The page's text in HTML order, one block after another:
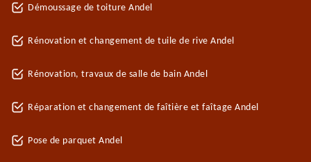
Démoussage de toiture Andel
Rénovation et changement de tuile de rive Andel
Rénovation, travaux de salle de bain Andel
Réparation et changement de faîtière et faîtage Andel
Pose de parquet Andel